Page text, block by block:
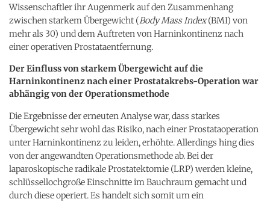
Wissenschaftler ihr Augenmerk auf den Zusammenhang
zwischen starkem Übergewicht (Body Mass Index(BMI) von
mehr als 30) und dem Auftreten von Harninkontinenz nach
einer operativen Prostataentfernung.
Der Einfluss von starkem Übergewicht auf die
Harninkontinenz nach einer Prostatakrebs-Operation war
abhängig von der Operationsmethode
Die Ergebnisse der erneuten Analyse war, dass starkes
Übergewicht sehr wohl das Risiko, nach einer Prostataoperation
unter Harninkontinenz zu leiden, erhöhte. Allerdings hing dies
von der angewandten Operationsmethode ab. Bei der
laparoskopische radikale Prostatektomie (LRP) werden kleine,
schlüssellochgroße Einschnitte im Bauchraum gemacht und
durch diese operiert. Es handelt sich somit um ein